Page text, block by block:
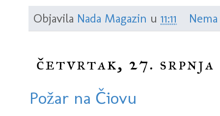
Objavila Nada Magazin u 11:11
četvrtak, 27. srpnja
Požar na Čiovu